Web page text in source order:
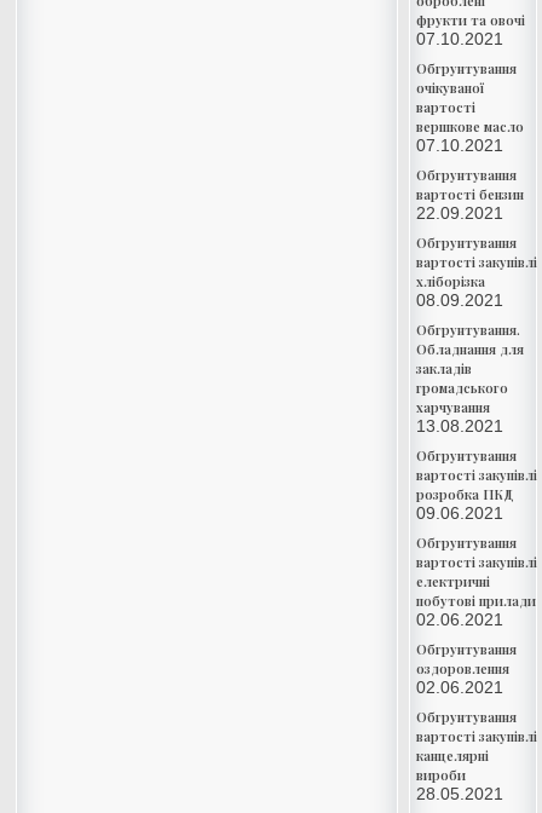
фрукти та овочі
07.10.2021
Обгрунтування
очікуваної
вартості
вершкове масло
07.10.2021
Обгрунтування
вартості бензин
22.09.2021
Обгрунтування
вартості закупівлі
хліборізка
08.09.2021
Обгрунтування.
Обладнання для
закладів
громадського
харчування
13.08.2021
Обгрунтування
вартості закупівлі
розробка ПКД
09.06.2021
Обгрунтування
вартості закупівлі
електричні
побутові прилади
02.06.2021
Обгрунтування
оздоровлення
02.06.2021
Обгрунтування
вартості закупівлі
канцелярні
вироби
28.05.2021